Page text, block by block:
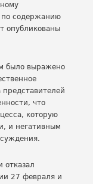
по содержанию
опубликованы
было выражено
что
которую
и негативным
отказал
27 февраля и